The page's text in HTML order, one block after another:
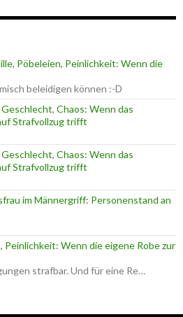
Pöbeleien, Peinlichkeit: Wenn die
beleidigen können :-D
Chaos: Wenn das
Strafvollzug trifft
Chaos: Wenn das
Strafvollzug trifft
im Männergriff: Personenstand an
Peinlichkeit: Wenn die eigene Robe zur
strafbar. Und für eine Re…